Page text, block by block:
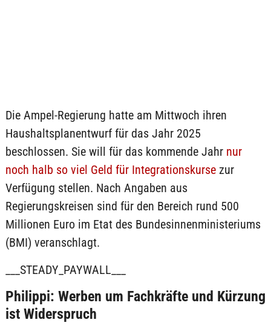
Die Ampel-Regierung hatte am Mittwoch ihren
Haushaltsplanentwurf für das Jahr 2025
beschlossen. Sie will für das kommende Jahr nur
noch halb so viel Geld für Integrationskursezur
Verfügung stellen. Nach Angaben aus
Regierungskreisen sind für den Bereich rund 500
Millionen Euro im Etat des Bundesinnenministeriums
(BMI) veranschlagt.
___STEADY_PAYWALL___
Philippi: Werben um Fachkräfte und Kürzung
ist Widerspruch